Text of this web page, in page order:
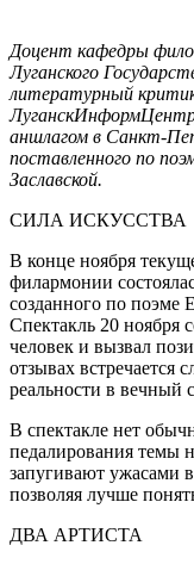
Доцент кафедры
Луганского
литературный
аншлагом в Санкт-
поставленного по
Заславской.
СИЛА ИСКУССТВА
В конце ноября
филармонии
созданного по поэме
Спектакль 20 ноября
человек и вызвал
отзывах встречается
реальности в вечный
В спектакле нет
педалирования темы
запугивают ужасами
позволяя лучше
ДВА АРТИСТА